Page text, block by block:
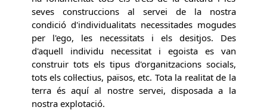
seves construccions al servei de la nostra
condició d'individualitats necessitades mogudes
per l'ego, les necessitats i els desitjos. Des
d'aquell individu necessitat i egoista es van
construir tots els tipus d'organitzacions socials,
tots els col·lectius, països, etc. Tota la realitat de la
terra és aquí al nostre servei, disposada a la
nostra explotació.